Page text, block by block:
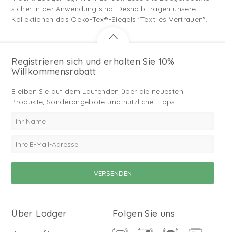
sicher in der Anwendung sind. Deshalb tragen unsere
Kollektionen das Oeko-Tex®-Siegels "Textiles Vertrauen".
Registrieren sich und erhalten Sie 10%
Willkommensrabatt
Bleiben Sie auf dem Laufenden über die neuesten
Produkte, Sonderangebote und nützliche Tipps.
Über Lodger Folgen Sie uns